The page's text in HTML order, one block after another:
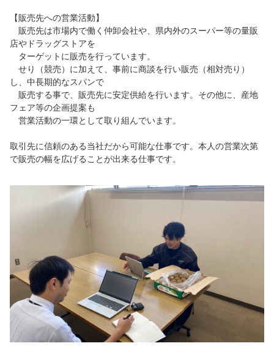
【販売先への営業活動】
販売先は市場内で働く仲卸会社や、県内外のスーパー等の量販
店やドラッグストアを
ターゲットに販売を行っています。
せり（競売）に加えて、事前に商談を行い販売（相対売り）
し、中長期的なスパンで
販売する事で、販売先に安定供給を行います。その他に、産地
フェア等の企画提案も
営業活動の一環として取り組んでいます。
取引先に信頼のある当社だから可能な仕事です。本人の営業次第
で販売の幅を広げることが出来る仕事です。